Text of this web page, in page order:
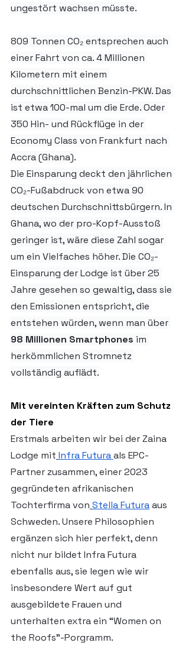
ungestört wachsen müsste.
809 Tonnen CO₂ entsprechen auch
einer Fahrt von ca. 4 Millionen
Kilometern mit einem
durchschnittlichen Benzin-PKW. Das
ist etwa 100-mal um die Erde. Oder
350 Hin- und Rückflüge in der
Economy Class von Frankfurt nach
Accra (Ghana).
Die Einsparung deckt den jährlichen
CO₂-Fußabdruck von etwa 90
deutschen Durchschnittsbürgern. In
Ghana, wo der pro-Kopf-Ausstoß
geringer ist, wäre diese Zahl sogar
um ein Vielfaches höher. Die CO₂-
Einsparung der Lodge ist über 25
Jahre gesehen so gewaltig, dass sie
den Emissionen entspricht, die
entstehen würden, wenn man über
98 Millionen Smartphones im
herkömmlichen Stromnetz
vollständig auflädt.
Mit vereinten Kräften zum Schutz
der Tiere
Erstmals arbeiten wir bei der Zaina
Lodge mit Infra Futuraals EPC-
Partner zusammen, einer 2023
gegründeten afrikanischen
Tochterfirma von Stella Futura aus
Schweden. Unsere Philosophien
ergänzen sich hier perfekt, denn
nicht nur bildet Infra Futura
ebenfalls aus, sie legen wie wir
insbesondere Wert auf gut
ausgebildete Frauen und
unterhalten extra ein “Women on
the Roofs”-Porgramm.